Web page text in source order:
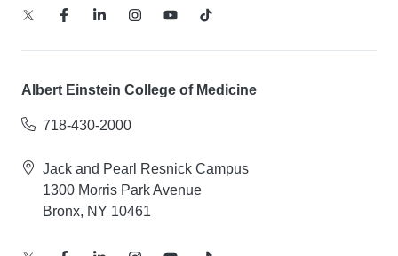
Albert Einstein College of Medicine
718-430-2000
Jack and Pearl Resnick Campus
1300 Morris Park Avenue
Bronx, NY 10461